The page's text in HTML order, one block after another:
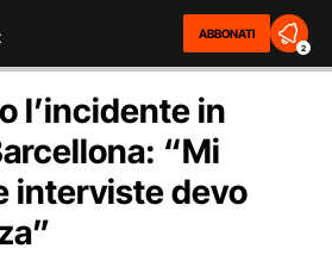
ABBONATI
2
l’incidente in
“Mi
interviste devo